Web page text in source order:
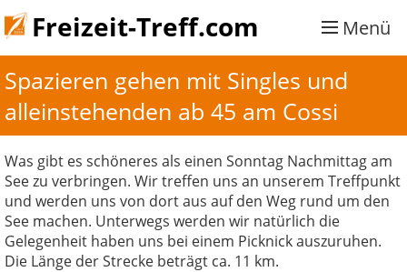
Freizeit-Treff.com Menü
Spazieren gehen mit Singles und
alleinstehenden ab 45 am Cossi
Was gibt es schöneres als einen Sonntag Nachmittag am
See zu verbringen. Wir treffen uns an unserem Treffpunkt
und werden uns von dort aus auf den Weg rund um den
See machen. Unterwegs werden wir natürlich die
Gelegenheit haben uns bei einem Picknick auszuruhen.
Die Länge der Strecke beträgt ca. 11 km.